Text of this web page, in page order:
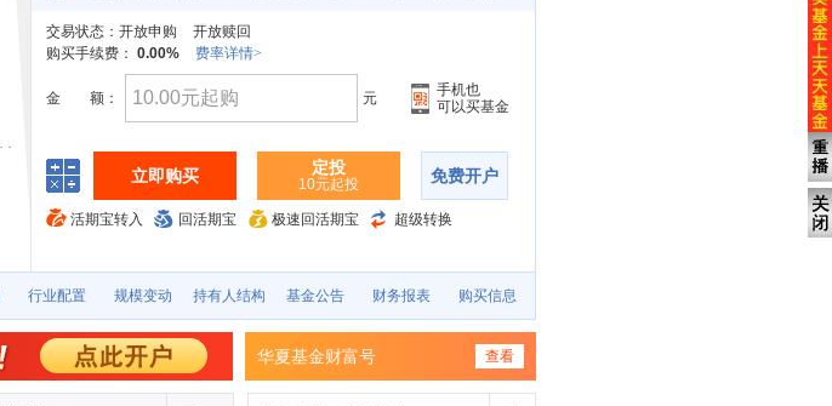
交易状态： 开放申购
开放赎回
购买手续费： 0.00% 费率详情>
金 额： 元
手机也
可以买基金
立即购买 定投
10元起投 免费开户
活期宝转入 回活期宝 极速回活期宝 超级转换
行业配置 规模变动 持有人结构 基金公告 财务报表 购买信息
华夏基金财富号 查看